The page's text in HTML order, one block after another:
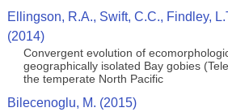
Ellingson, R.A., Swift, C.C., Findley,
(2014)
Convergent evolution of
geographically isolated Bay gobies
the temperate North Pacific
Bilecenoglu, M. (2015)